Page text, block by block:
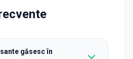
găsesc în